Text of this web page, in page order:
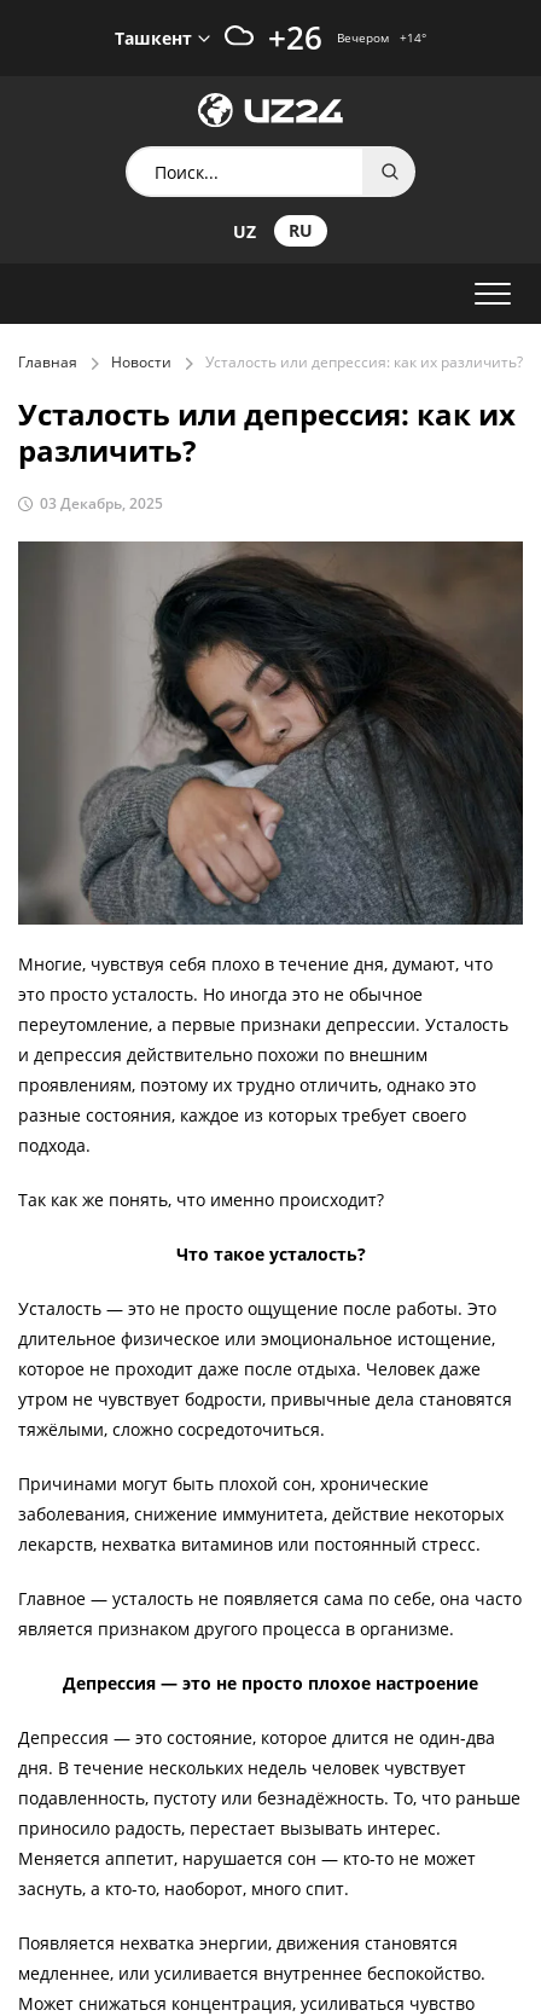
Ташкент +26 Вечером +14°
UZ RU
Главная Новости Усталость или депрессия: как их различить?
Усталость или депрессия: как их
различить?
03 Декабрь, 2025
Многие, чувствуя себя плохо в течение дня, думают, что
это просто усталость. Но иногда это не обычное
переутомление, а первые признаки депрессии. Усталость
и депрессия действительно похожи по внешним
проявлениям, поэтому их трудно отличить, однако это
разные состояния, каждое из которых требует своего
подхода.
Так как же понять, что именно происходит?
Что такое усталость?
Усталость — это не просто ощущение после работы. Это
длительное физическое или эмоциональное истощение,
которое не проходит даже после отдыха. Человек даже
утром не чувствует бодрости, привычные дела становятся
тяжёлыми, сложно сосредоточиться.
Причинами могут быть плохой сон, хронические
заболевания, снижение иммунитета, действие некоторых
лекарств, нехватка витаминов или постоянный стресс.
Главное — усталость не появляется сама по себе, она часто
является признаком другого процесса в организме.
Депрессия — это не просто плохое настроение
Депрессия — это состояние, которое длится не один-два
дня. В течение нескольких недель человек чувствует
подавленность, пустоту или безнадёжность. То, что раньше
приносило радость, перестает вызывать интерес.
Меняется аппетит, нарушается сон — кто-то не может
заснуть, а кто-то, наоборот, много спит.
Появляется нехватка энергии, движения становятся
медленнее, или усиливается внутреннее беспокойство.
Может снижаться концентрация, усиливаться чувство